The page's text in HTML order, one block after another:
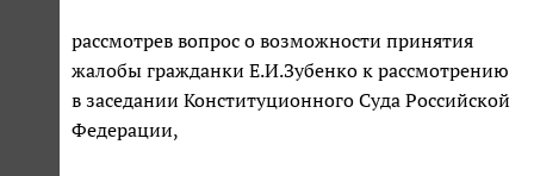
рассмотрев вопрос о возможности принятия
жалобы гражданки Е.И.Зубенко к рассмотрению
в заседании Конституционного Суда Российской
Федерации,